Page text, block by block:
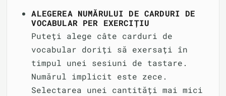
ALEGEREA NUMĂRULUI DE CARDURI DE
VOCABULAR PER EXERCIȚIU
Puteți alege câte carduri de
vocabular doriți să exersați în
timpul unei sesiuni de tastare.
Numărul implicit este zece.
Selectarea unei cantități mai mici